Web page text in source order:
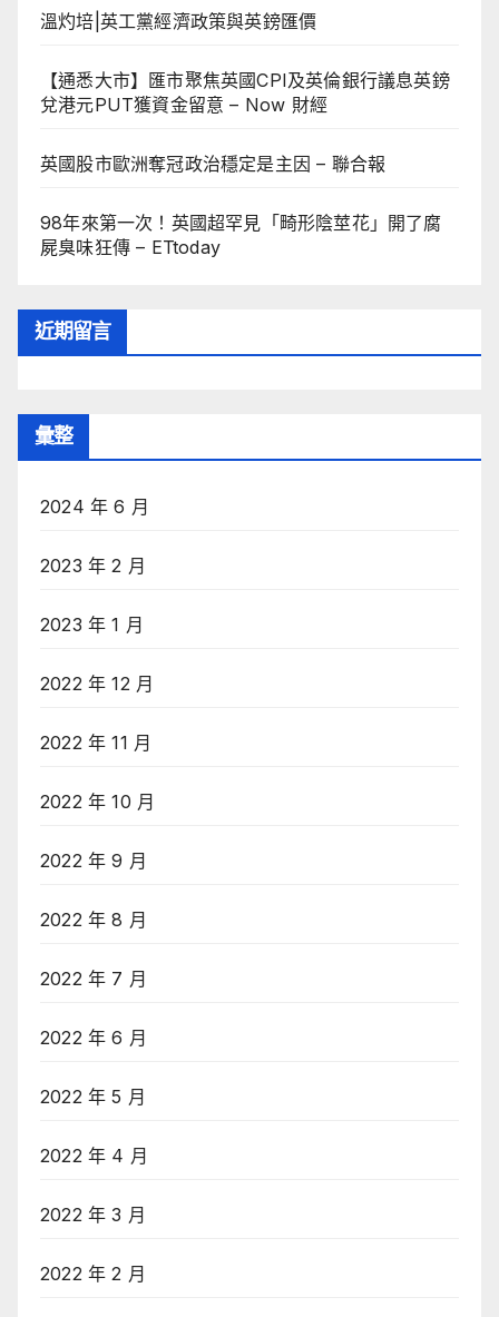
溫灼培|英工黨經濟政策與英鎊匯價
【通悉大市】匯市聚焦英國CPI及英倫銀行議息英鎊
兌港元PUT獲資金留意 – Now 財經
英國股市歐洲奪冠政治穩定是主因 – 聯合報
98年來第一次！英國超罕見「畸形陰莖花」開了腐
屍臭味狂傳 – ETtoday
近期留言
彙整
2024 年 6 月
2023 年 2 月
2023 年 1 月
2022 年 12 月
2022 年 11 月
2022 年 10 月
2022 年 9 月
2022 年 8 月
2022 年 7 月
2022 年 6 月
2022 年 5 月
2022 年 4 月
2022 年 3 月
2022 年 2 月